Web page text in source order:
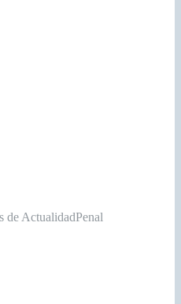
de ActualidadPenal